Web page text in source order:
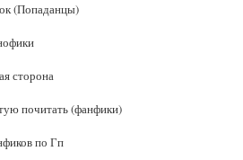
(Попаданцы)
сторона
почитать (фанфики)
по Гп